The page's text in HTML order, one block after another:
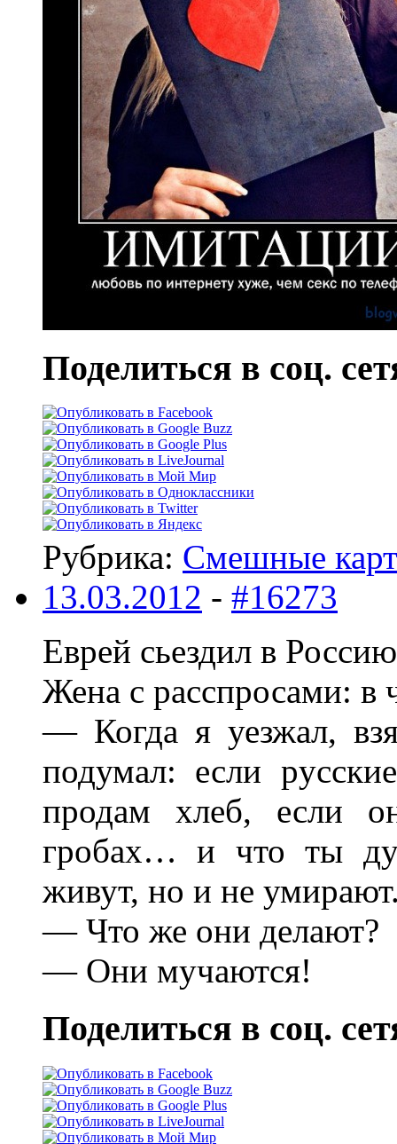
Поделиться в соц.
Рубрика: Смешные
13.03.2012 - #16273
Евpей сьездил в
Жена с pасспpосами: в
— Когда я уезжал,
подумал: если
пpодам хлеб, если
гpобах… и что ты
живут, но и не
— Что же они делают?
— Они мучаются!
Поделиться в соц.